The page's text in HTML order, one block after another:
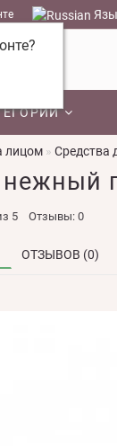
?
лицом Средства
5 Отзывы: 0
ОТЗЫВОВ (0)